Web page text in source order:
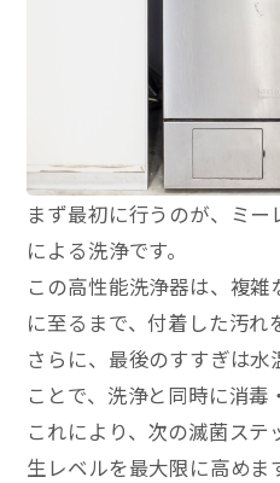
まず最初に行うのが、ミ
による洗浄です。
この高性能洗浄器は、複
に至るまで、付着した汚れ
さらに、最後のすすぎは
ことで、洗浄と同時に消毒
これにより、次の滅菌ス
生レベルを最大限に高めま